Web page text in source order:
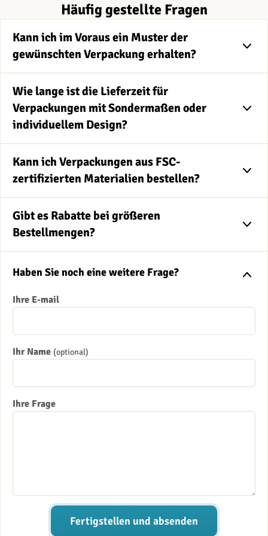
Häufig gestellte Fragen
Kann ich im Voraus ein Muster der
gewünschten Verpackung erhalten?
Wie lange ist die Lieferzeit für
Verpackungen mit Sondermaßen oder
individuellem Design?
Kann ich Verpackungen aus FSC-
zertifizierten Materialien bestellen?
Gibt es Rabatte bei größeren
Bestellmengen?
Haben Sie noch eine weitere Frage?
Ihre E-mail
Ihr Name (optional)
Ihre Frage
Fertigstellen und absenden